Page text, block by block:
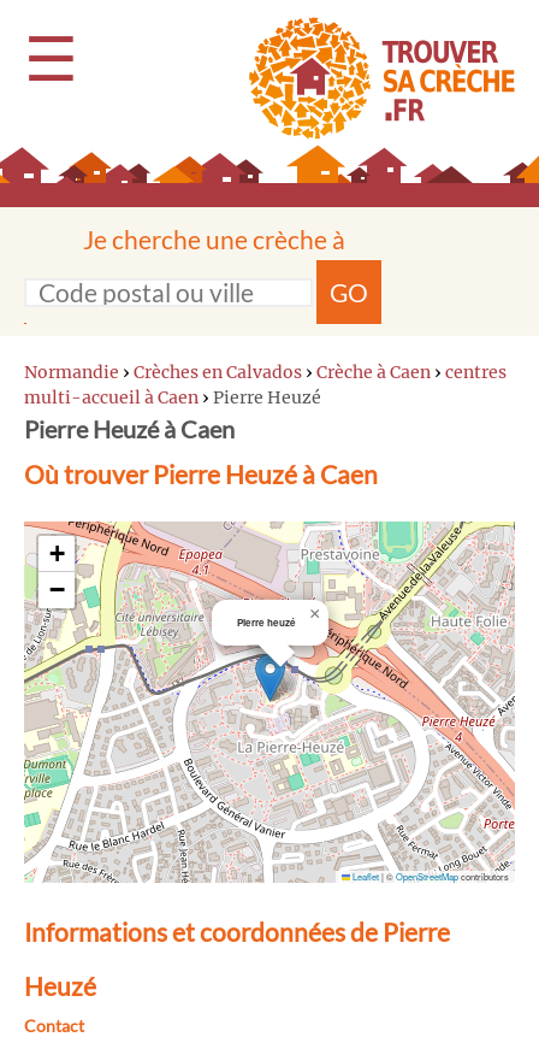
☰
Je cherche une crèche à
GO
Normandie › Crèches en Calvados › Crèche à Caen › centres
multi-accueil à Caen › Pierre Heuzé
Pierre Heuzé à Caen
Où trouver Pierre Heuzé à Caen
Pierre heuzé ×
+
−
Leaflet|©OpenStreetMapcontributors
Informations et coordonnées de Pierre
Heuzé
Contact